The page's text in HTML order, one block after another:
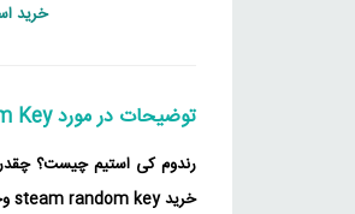
خرید
توضیحات در مورد Steam Random Key:
رندوم کی استیم چیست؟ چقدر
خرید steam random key وجود دارد؟